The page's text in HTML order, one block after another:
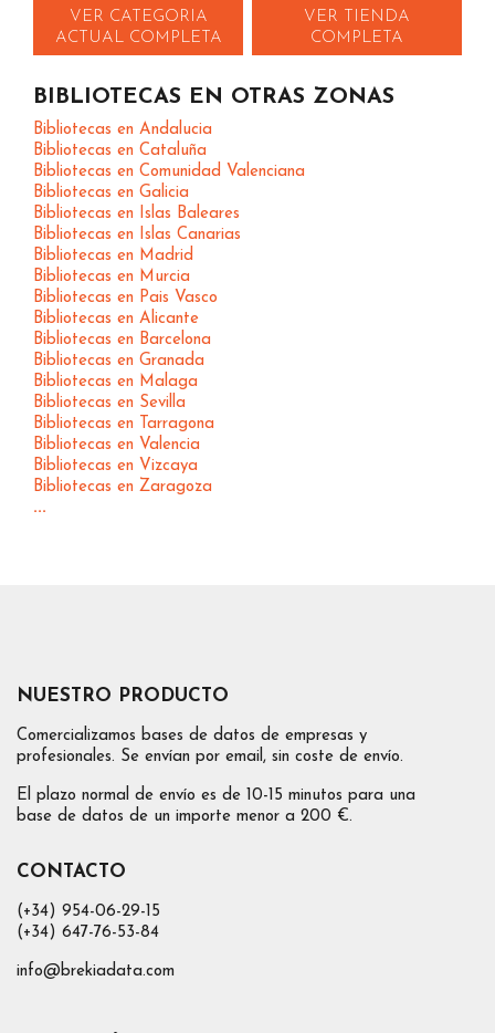
VER CATEGORIA
ACTUAL COMPLETA
VER TIENDA
COMPLETA
BIBLIOTECAS EN OTRAS ZONAS
Bibliotecas en Andalucia
Bibliotecas en Cataluña
Bibliotecas en Comunidad Valenciana
Bibliotecas en Galicia
Bibliotecas en Islas Baleares
Bibliotecas en Islas Canarias
Bibliotecas en Madrid
Bibliotecas en Murcia
Bibliotecas en Pais Vasco
Bibliotecas en Alicante
Bibliotecas en Barcelona
Bibliotecas en Granada
Bibliotecas en Malaga
Bibliotecas en Sevilla
Bibliotecas en Tarragona
Bibliotecas en Valencia
Bibliotecas en Vizcaya
Bibliotecas en Zaragoza
...
NUESTRO PRODUCTO
Comercializamos bases de datos de empresas y
profesionales. Se envían por email, sin coste de envío.
El plazo normal de envío es de 10-15 minutos para una
base de datos de un importe menor a 200 €.
CONTACTO
(+34) 954-06-29-15
(+34) 647-76-53-84
info@brekiadata.com